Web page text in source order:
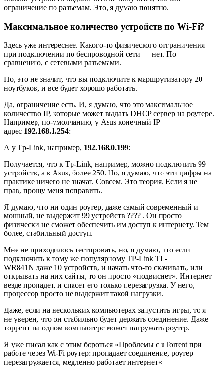
ограничение по разъемам. Это, я думаю понятно.
Максимальное количество устройств по Wi-Fi?
Здесь уже интереснее. Какого-то физического отграничения
при подключении по беспроводной сети — нет. По
сравнению, с сетевыми разъемами.
Но, это не значит, что вы подключите к маршрутизатору 20
ноутбуков, и все будет хорошо работать.
Да, ограничение есть. И, я думаю, что это максимальное
количество IP, которые может выдать DHCP сервер на роутере.
Например, по-умолчанию, у Asus конечный IP
адрес 192.168.1.254:
А у Tp-Link, например, 192.168.0.199:
Получается, что к Tp-Link, например, можно подключить 99
устройств, а к Asus, более 250. Но, я думаю, что эти цифры на
практике ничего не значат. Совсем. Это теория. Если я не
прав, прошу меня поправить.
Я думаю, что ни один роутер, даже самый современный и
мощный, не выдержит 99 устройств ???? . Он просто
физически не сможет обеспечить им доступ к интернету. Тем
более, стабильный доступ.
Мне не приходилось тестировать, но, я думаю, что если
подключить к тому же популярному TP-Link TL-
WR841N даже 10 устройств, и начать что-то скачивать, или
открывать на них сайты, то он просто «подвиснет». Интернет
везде пропадет, и спасет его только перезагрузка. У него,
процессор просто не выдержит такой нагрузки.
Даже, если на нескольких компьютерах запустить игры, то я
не уверен, что он стабильно будет держать соединение. Даже
торрент на одном компьютере может нагружать роутер.
Я уже писал как с этим бороться «Проблемы с uTorrent при
работе через Wi-Fi роутер: пропадает соединение, роутер
перезагружается, медленно работает интернет«.